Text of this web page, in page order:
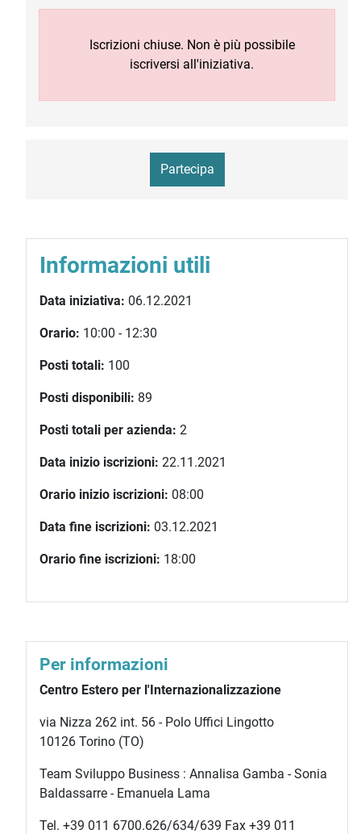
Iscrizioni chiuse. Non è più possibile
iscriversi all'iniziativa.
Partecipa
Informazioni utili
Data iniziativa: 06.12.2021
Orario: 10:00 - 12:30
Posti totali: 100
Posti disponibili: 89
Posti totali per azienda: 2
Data inizio iscrizioni: 22.11.2021
Orario inizio iscrizioni: 08:00
Data fine iscrizioni: 03.12.2021
Orario fine iscrizioni: 18:00
Per informazioni
Centro Estero per l'Internazionalizzazione
via Nizza 262 int. 56 - Polo Uffici Lingotto
10126 Torino (TO)
Team Sviluppo Business : Annalisa Gamba - Sonia
Baldassarre - Emanuela Lama
Tel. +39 011 6700.626/634/639 Fax +39 011